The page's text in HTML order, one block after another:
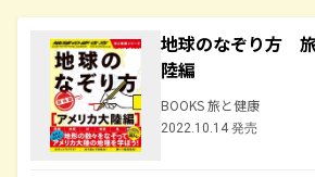
地球のなぞり方
陸編
BOOKS 旅と健康
2022.10.14 発売